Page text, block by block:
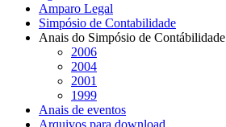
Amparo Legal
Simpósio de Contabilidade
Anais do Simpósio de Contábilidade
2006
2004
2001
1999
Anais de eventos
Arquivos para download